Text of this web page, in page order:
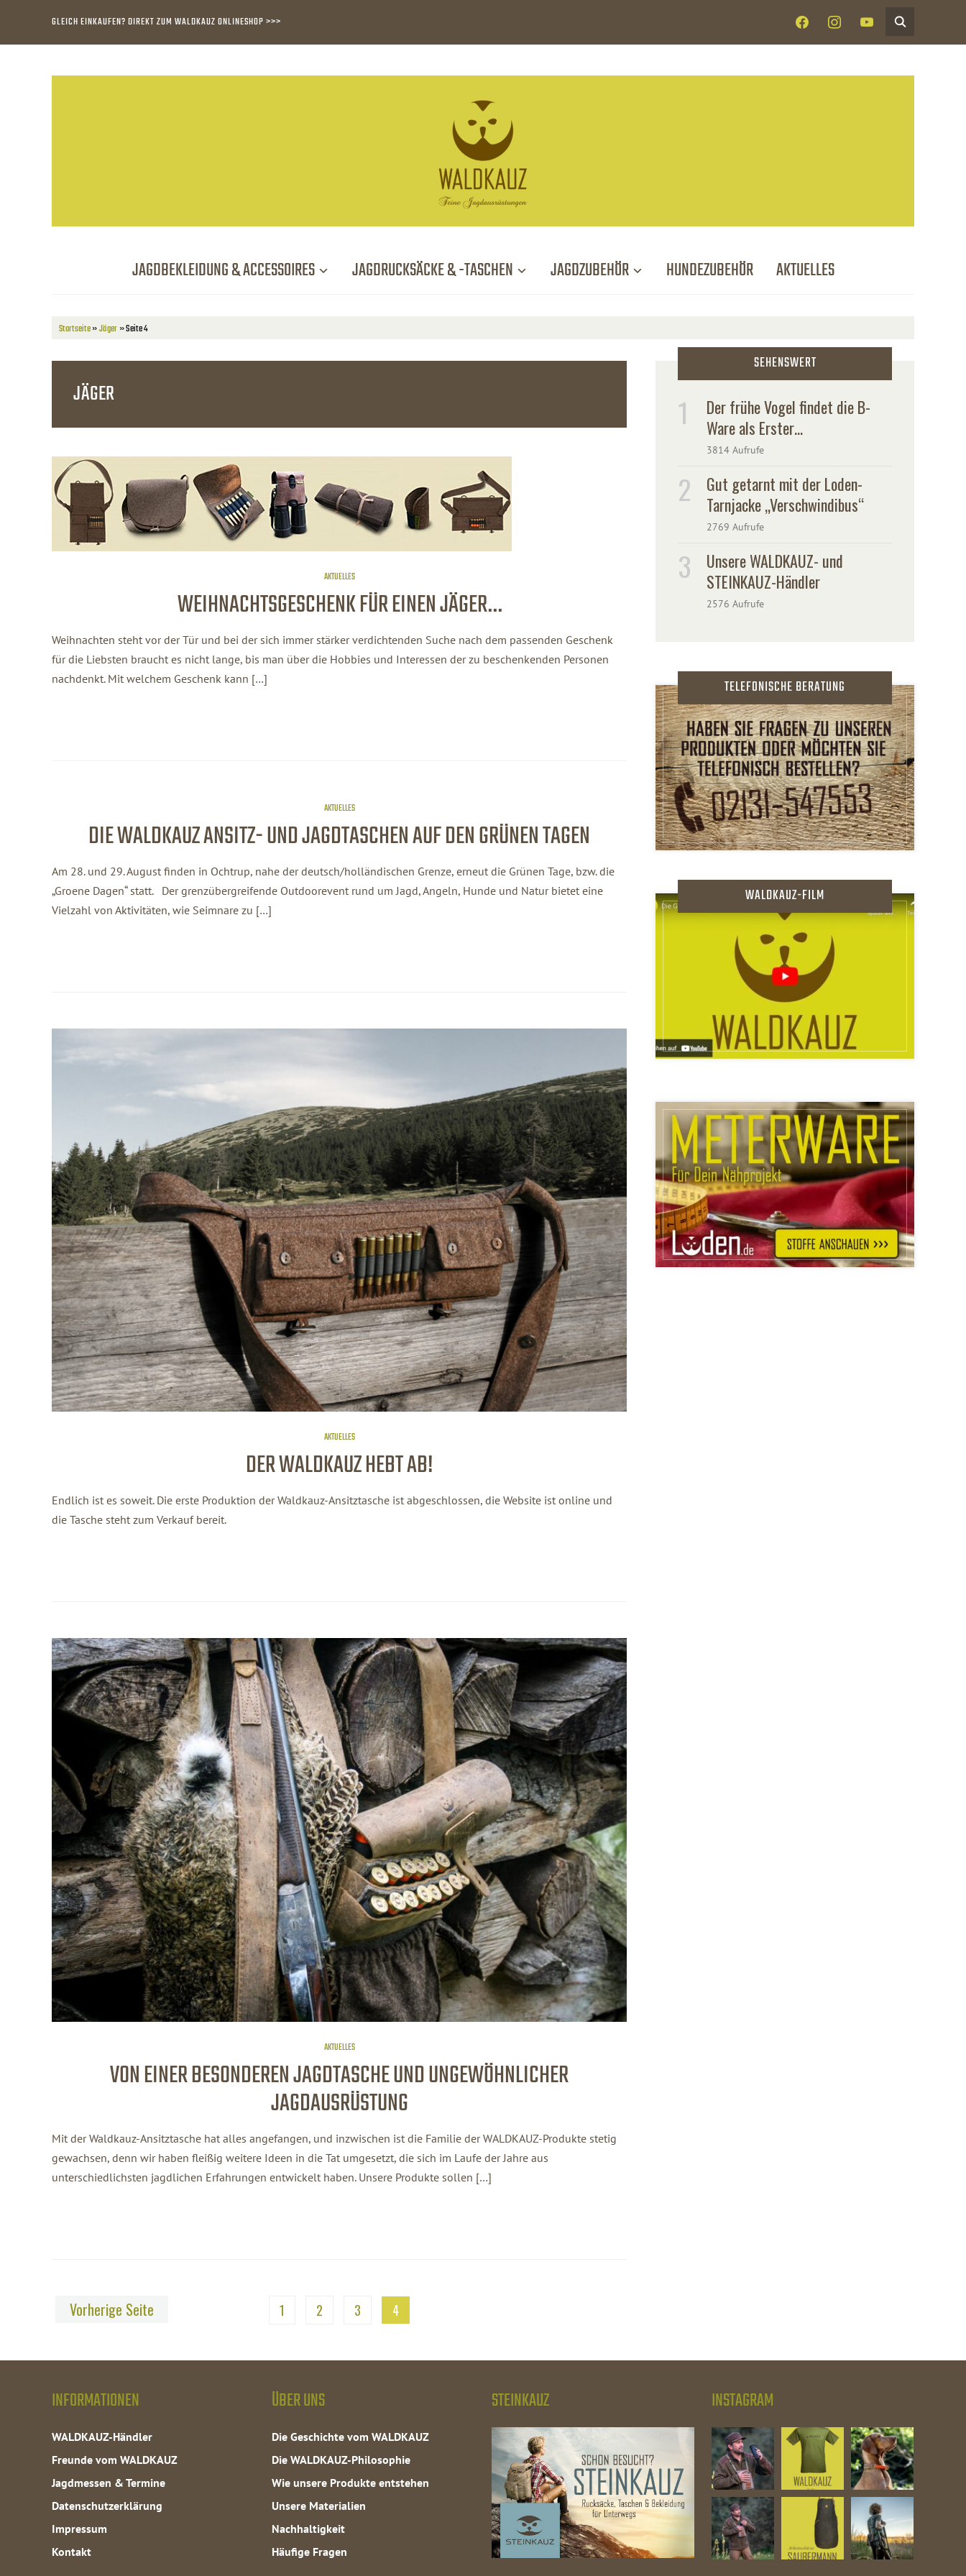
GLEICH EINKAUFEN? DIREKT ZUM WALDKAUZ ONLINESHOP >>> FACEBOOK INSTAGRAMYOUTUBE
JAGDBEKLEIDUNG & ACCESSOIRES JAGDRUCKSÄCKE & -TASCHEN JAGDZUBEHÖR HUNDEZUBEHÖR AKTUELLES
Startseite»Jäger»Seite 4
JÄGER
AKTUELLES
WEIHNACHTSGESCHENK FÜR EINEN JÄGER…
Weihnachten steht vor der Tür und bei der sich immer stärker verdichtenden Suche nach dem passenden Geschenk
für die Liebsten braucht es nicht lange, bis man über die Hobbies und Interessen der zu beschenkenden Personen
nachdenkt. Mit welchem Geschenk kann […]
AKTUELLES
DIE WALDKAUZ ANSITZ- UND JAGDTASCHEN AUF DEN GRÜNEN TAGEN
Am 28. und 29. August finden in Ochtrup, nahe der deutsch/holländischen Grenze, erneut die Grünen Tage, bzw. die
„Groene Dagen“ statt. Der grenzübergreifende Outdoorevent rund um Jagd, Angeln, Hunde und Natur bietet eine
Vielzahl von Aktivitäten, wie Seimnare zu […]
AKTUELLES
DER WALDKAUZ HEBT AB!
Endlich ist es soweit. Die erste Produktion der Waldkauz-Ansitztasche ist abgeschlossen, die Website ist online und
die Tasche steht zum Verkauf bereit.
AKTUELLES
VON EINER BESONDEREN JAGDTASCHE UND UNGEWÖHNLICHER
JAGDAUSRÜSTUNG
Mit der Waldkauz-Ansitztasche hat alles angefangen, und inzwischen ist die Familie der WALDKAUZ-Produkte stetig
gewachsen, denn wir haben fleißig weitere Ideen in die Tat umgesetzt, die sich im Laufe der Jahre aus
unterschiedlichsten jagdlichen Erfahrungen entwickelt haben. Unsere Produkte sollen […]
Vorherige Seite 1 2 3 4
SEHENSWERT
Der frühe Vogel findet die B-
Ware als Erster…
3814 Aufrufe
Gut getarnt mit der Loden-
Tarnjacke „Verschwindibus“
2769 Aufrufe
Unsere WALDKAUZ- und
STEINKAUZ-Händler
2576 Aufrufe
TELEFONISCHE BERATUNG
WALDKAUZ-FILM
INFORMATIONEN
WALDKAUZ-Händler
Freunde vom WALDKAUZ
Jagdmessen & Termine
Datenschutzerklärung
Impressum
Kontakt
ÜBER UNS
Die Geschichte vom WALDKAUZ
Die WALDKAUZ-Philosophie
Wie unsere Produkte entstehen
Unsere Materialien
Nachhaltigkeit
Häufige Fragen
STEINKAUZ INSTAGRAM